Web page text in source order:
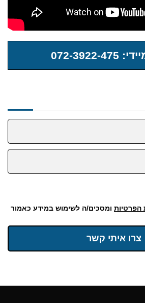
3922-475
הפרטיות ומסכים/ה לשימוש במידע כאמור
צרו איתי קשר